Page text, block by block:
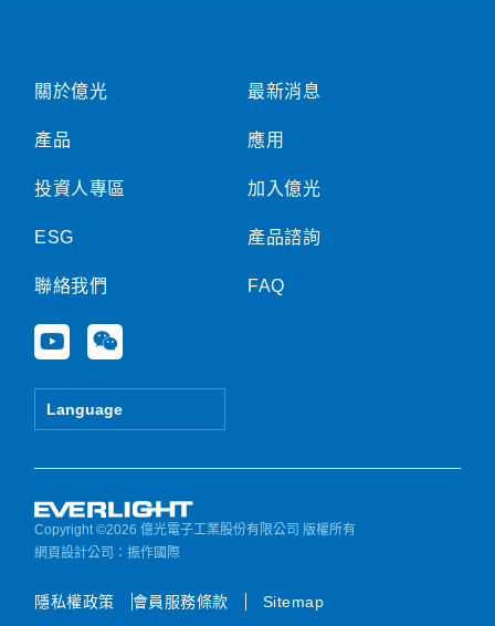
關於億光
產品
投資人專區
ESG
聯絡我們
Y
o
u
e
W
e
i
Language
最新消息
應用
加入億光
產品諮詢
FAQ
Copyright ©2026 億光電子工業股份有限公司 版權所有
網頁設計公司 ：振作國際
隱私權政策 會員服務條款 Sitemap